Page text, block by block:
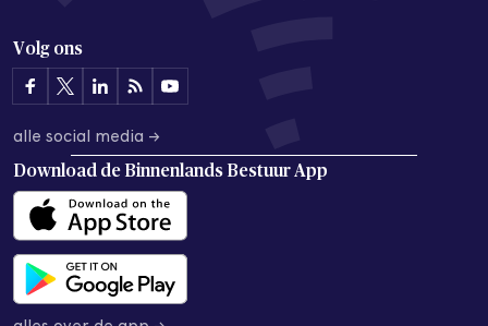
Volg ons
alle social media →
Download de Binnenlands Bestuur App